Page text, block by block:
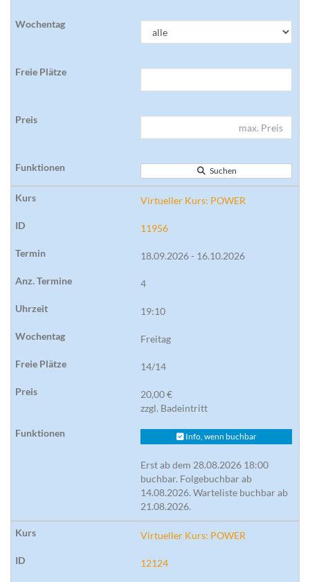
Suchen
Virtueller Kurs: POWER
11956
18.09.2026 - 16.10.2026
4
19:10
Freitag
14/14
20,00 €
zzgl. Badeintritt
Info, wenn buchbar
Erst ab dem 28.08.2026 18:00
buchbar. Folgebuchbar ab
14.08.2026. Warteliste buchbar ab
21.08.2026.
Virtueller Kurs: POWER
12124